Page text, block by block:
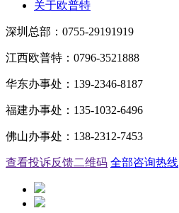
关于欧普特
深圳总部：0755-29191919
江西欧普特：0796-3521888
华东办事处：139-2346-8187
福建办事处：135-1032-6496
佛山办事处：138-2312-7453
查看投诉反馈二维码 全部咨询热线